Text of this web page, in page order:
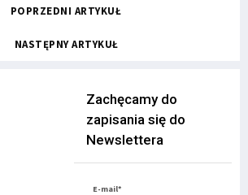
POPRZEDNI ARTYKUŁ
NASTĘPNY ARTYKUŁ
Zachęcamy do
zapisania się do
Newslettera
E-mail*